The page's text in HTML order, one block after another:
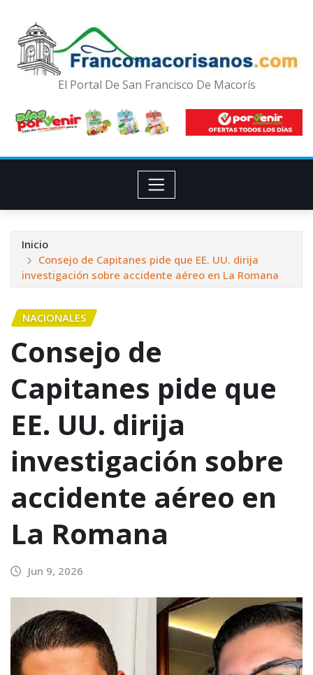
El Portal De San Francisco De Macorís
Inicio
Consejo de Capitanes pide que EE. UU. dirija
investigación sobre accidente aéreo en La Romana
NACIONALES
Consejo de
Capitanes pide que
EE. UU. dirija
investigación sobre
accidente aéreo en
La Romana
Jun 9, 2026